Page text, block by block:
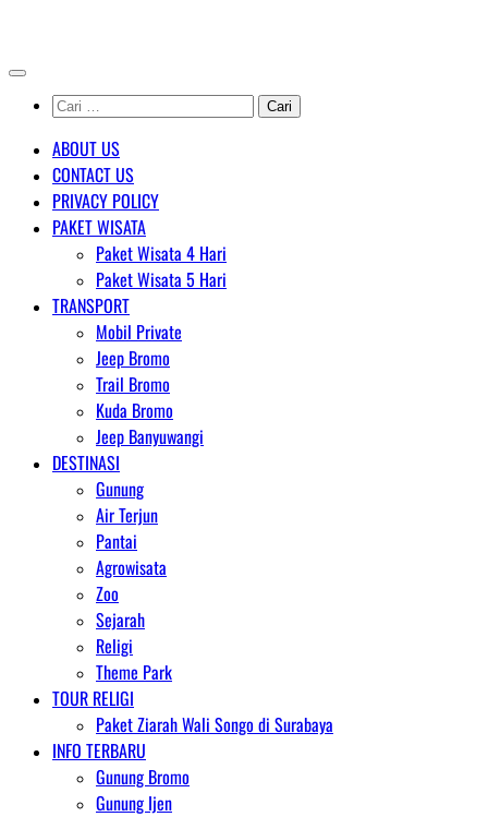
content
Cari
untuk:
ABOUT US
CONTACT US
PRIVACY POLICY
PAKET WISATA
Paket Wisata 4 Hari
Paket Wisata 5 Hari
TRANSPORT
Mobil Private
Jeep Bromo
Trail Bromo
Kuda Bromo
Jeep Banyuwangi
DESTINASI
Gunung
Air Terjun
Pantai
Agrowisata
Zoo
Sejarah
Religi
Theme Park
TOUR RELIGI
Paket Ziarah Wali Songo di Surabaya
INFO TERBARU
Gunung Bromo
Gunung Ijen